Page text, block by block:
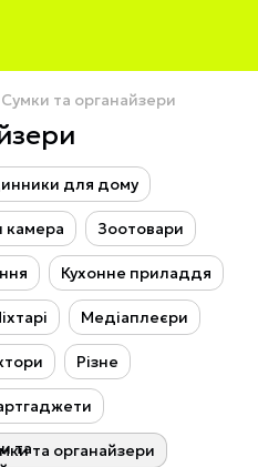
Сумки та органайзери
для дому
камера Зоотовари
Кухонне приладдя
Медіаплеєри
Різне
та органайзери